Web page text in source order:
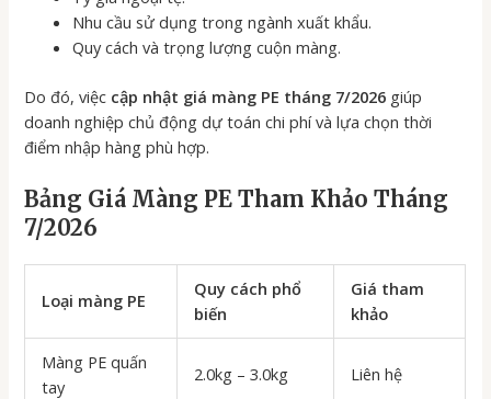
Nhu cầu sử dụng trong ngành xuất khẩu.
Quy cách và trọng lượng cuộn màng.
Do đó, việc cập nhật giá màng PE tháng 7/2026 giúp
doanh nghiệp chủ động dự toán chi phí và lựa chọn thời
điểm nhập hàng phù hợp.
Bảng Giá Màng PE Tham Khảo Tháng
7/2026
Loại màng PE
Quy cách phổ
biến
Giá tham
khảo
Màng PE quấn
tay
2.0kg – 3.0kg Liên hệ